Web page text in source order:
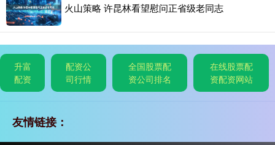
火山策略 许昆林看望慰问正省级老同志
升富
配资
配资公
司行情
全国股票配
资公司排名
在线股票配
资配资网站
友情链接：